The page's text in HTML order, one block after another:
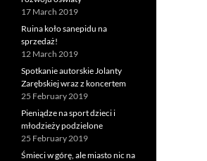
17 March 2019
Ruina koło sanepidu na
sprzedaż!
12 March 2019
Spotkanie autorskie Jolanty
Zarębskiej wraz z koncertem
25 February 2019
Pieniądze na sport dzieci i
młodzieży podzielone
25 February 2019
Śmieci w górę, ale miasto nic na